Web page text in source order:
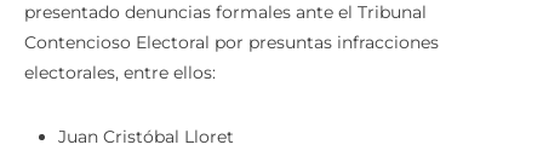
presentado denuncias formales ante el Tribunal
Contencioso Electoral por presuntas infracciones
electorales, entre ellos:
Juan Cristóbal Lloret